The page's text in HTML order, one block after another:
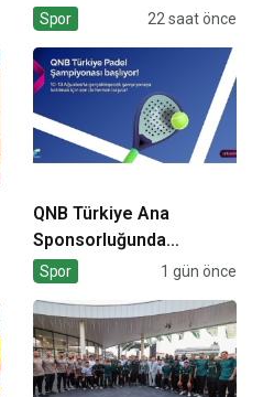
Sertifikalarını Aldı
Spor 22 saat önce
QNB Türkiye Ana
Sponsorluğunda
Türkiye’nin İlk Padel
Başlıyor
Spor 1 gün önce